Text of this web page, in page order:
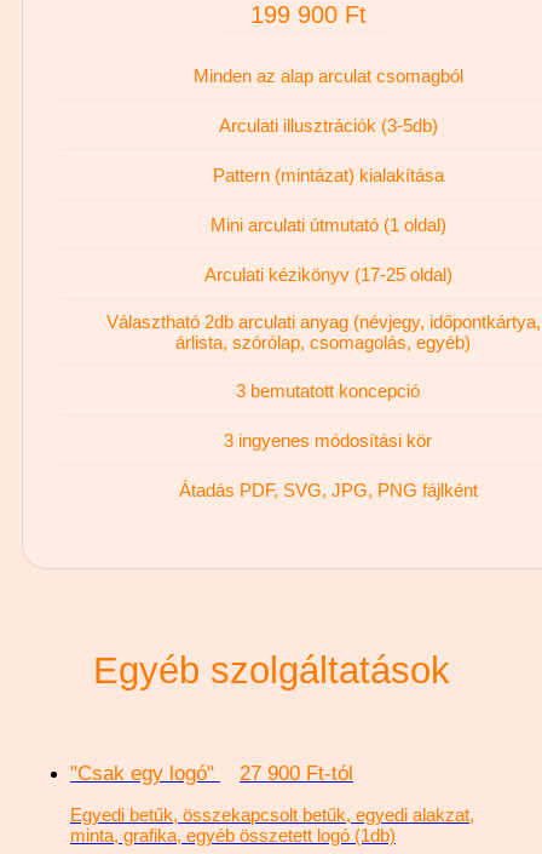
199 900 Ft
Minden az alap arculat csomagból
Arculati illusztrációk (3-5db)
Pattern (mintázat) kialakítása
Mini arculati útmutató (1 oldal)
Arculati kézikönyv (17-25 oldal)
Választható 2db arculati anyag (névjegy, időpontkártya,
árlista, szórólap, csomagolás, egyéb)
3 bemutatott koncepció
3 ingyenes módosítási kör
Átadás PDF, SVG, JPG, PNG fájlként
Egyéb szolgáltatások
"Csak egy logó" 27 900 Ft-tól
Egyedi betűk, összekapcsolt betűk, egyedi alakzat,
minta, grafika, egyéb összetett logó (1db)